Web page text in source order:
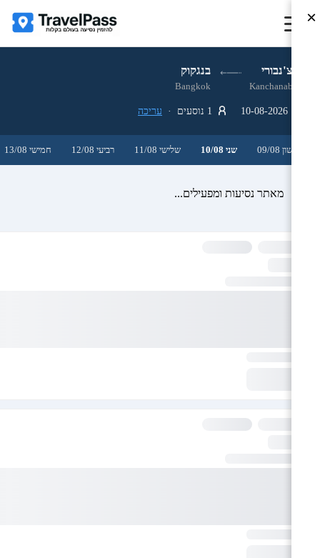
קנצ'נבורי בנגקוק
Kanchanaburi
Bangkok
עריכה
ראשון 09/08 שני 10/08 שלישי 11/08 רביעי 12/08 חמישי 13/08
מאתר נסיעות ומפעילים...
×